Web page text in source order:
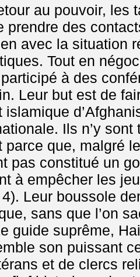
au pouvoir, les
prendre des
avec la situation
Tout en
à des
Leur but est de
islamique
Ils n’y sont
parce que, malgré
pas constitué un
à empêcher les
Leur boussole
sans que l’on
guide suprême,
son puissant
et de clercs